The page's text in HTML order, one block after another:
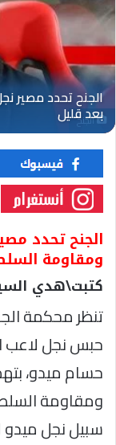
الجنح
الجنح تحدد
ومقاومة
كتبت\هدي
تنظر محكمة
حبس نجل لاعب
حسام ميدو،
ومقاومة
سبيل نجل